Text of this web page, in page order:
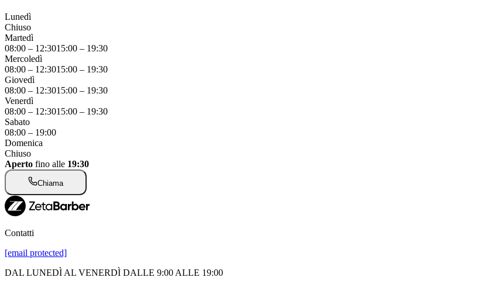
Lunedì
Chiuso
Martedì
08:00 – 12:3015:00 – 19:30
Mercoledì
08:00 – 12:3015:00 – 19:30
Giovedì
08:00 – 12:3015:00 – 19:30
Venerdì
08:00 – 12:3015:00 – 19:30
Sabato
08:00 – 19:00
Domenica
Chiuso
Aperto fino alle 19:30
Chiama
Contatti
[email protected]
DAL LUNEDÌ AL VENERDÌ DALLE 9:00 ALLE 19:00